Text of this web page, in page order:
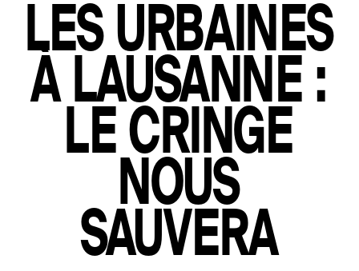
LES URBAINES
À LAUSANNE :
LE CRINGE
NOUS
SAUVERA